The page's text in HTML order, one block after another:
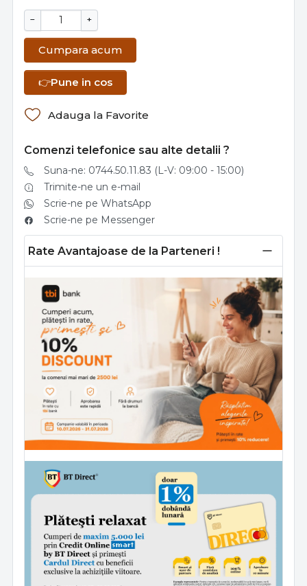
− +
Cumpara acum
👉Pune in cos
Adauga la Favorite
Comenzi telefonice sau alte detalii ?
Suna-ne: 0744.50.11.83 (L-V: 09:00 - 15:00)
Trimite-ne un e-mail
Scrie-ne pe WhatsApp
Scrie-ne pe Messenger
Rate Avantajoase de la Parteneri !